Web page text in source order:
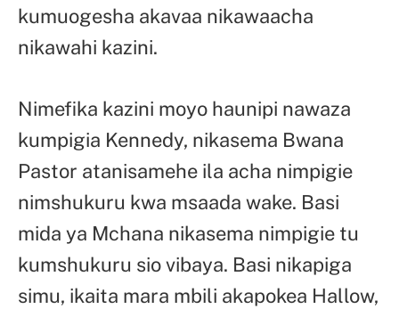
kumuogesha akavaa nikawaacha
nikawahi kazini.
Nimefika kazini moyo haunipi nawaza
kumpigia Kennedy, nikasema Bwana
Pastor atanisamehe ila acha nimpigie
nimshukuru kwa msaada wake. Basi
mida ya Mchana nikasema nimpigie tu
kumshukuru sio vibaya. Basi nikapiga
simu, ikaita mara mbili akapokea Hallow,